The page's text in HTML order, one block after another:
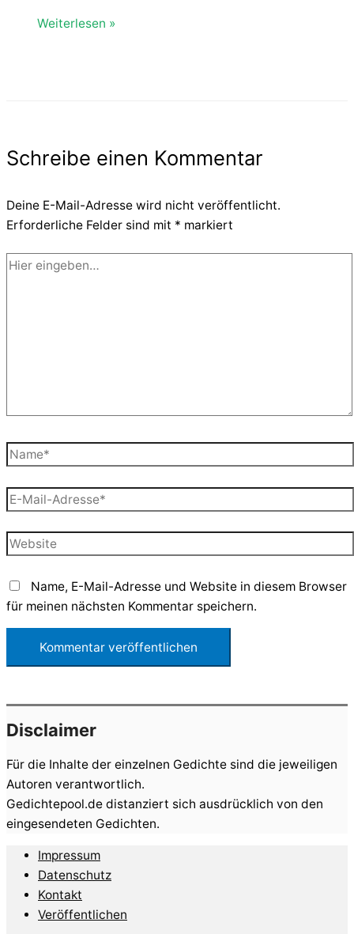
Weiterlesen »
Schreibe einen Kommentar
Deine E-Mail-Adresse wird nicht veröffentlicht.
Erforderliche Felder sind mit * markiert
Hier
Name*
E-
Mail-
Adresse*
Website
Name, E-Mail-Adresse und Website in diesem Browser
für meinen nächsten Kommentar speichern.
Disclaimer
Für die Inhalte der einzelnen Gedichte sind die jeweiligen
Autoren verantwortlich.
Gedichtepool.de distanziert sich ausdrücklich von den
eingesendeten Gedichten.
Impressum
Datenschutz
Kontakt
Veröffentlichen